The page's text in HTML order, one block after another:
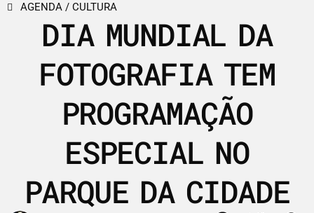
AGENDA / CULTURA
DIA MUNDIAL DA
FOTOGRAFIA TEM
PROGRAMAÇÃO
ESPECIAL NO
PARQUE DA CIDADE